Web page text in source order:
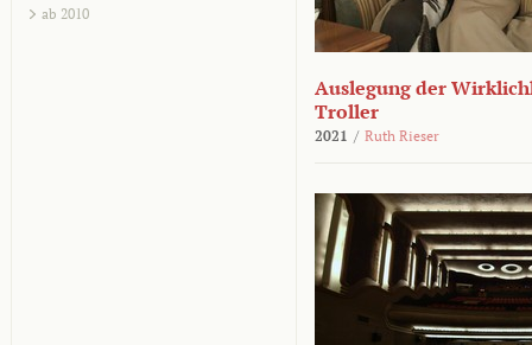
ab 2010
Auslegung der
Troller
2021 / Ruth Rieser